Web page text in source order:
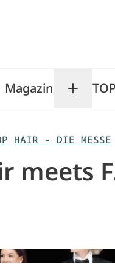
Magazin Toggle
HAIR - DIE MESSE
meets